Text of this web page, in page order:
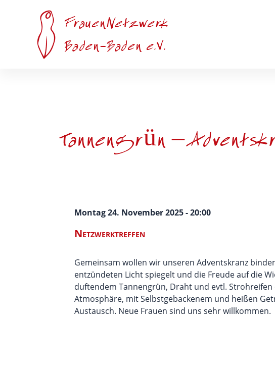
FrauenNetzwerk
Baden-Baden e.V.
Tannengrün –
Montag 24. November 2025 - 20:00
Netzwerktreffen
Gemeinsam wollen wir unseren Adventskranz
entzündeten Licht spiegelt und die Freude auf die
duftendem Tannengrün, Draht und evtl.
Atmosphäre, mit Selbstgebackenem und heißen
Austausch. Neue Frauen sind uns sehr willkommen.